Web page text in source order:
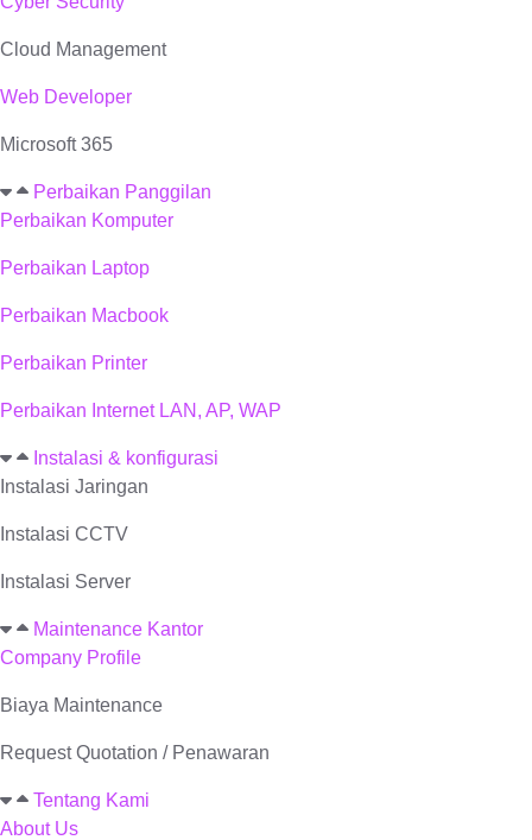
Cloud Management
Web Developer
Microsoft 365
Perbaikan Panggilan
Perbaikan Komputer
Perbaikan Laptop
Perbaikan Macbook
Perbaikan Printer
Perbaikan Internet LAN, AP, WAP
Instalasi & konfigurasi
Instalasi Jaringan
Instalasi CCTV
Instalasi Server
Maintenance Kantor
Company Profile
Biaya Maintenance
Request Quotation / Penawaran
Tentang Kami
About Us